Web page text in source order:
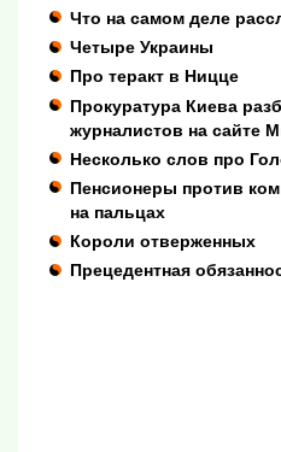
Что на самом деле
Четыре Украины
Про теракт в Ницце
Прокуратура Киева
журналистов на сайте
Несколько слов про
Пенсионеры против
на пальцах
Короли отверженных
Прецедентная